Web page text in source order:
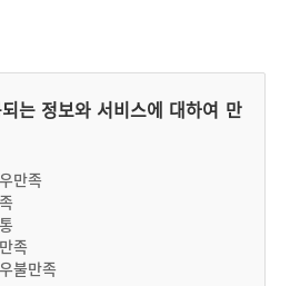
는 정보와 서비스에 대하여 만
만족
족
불만족